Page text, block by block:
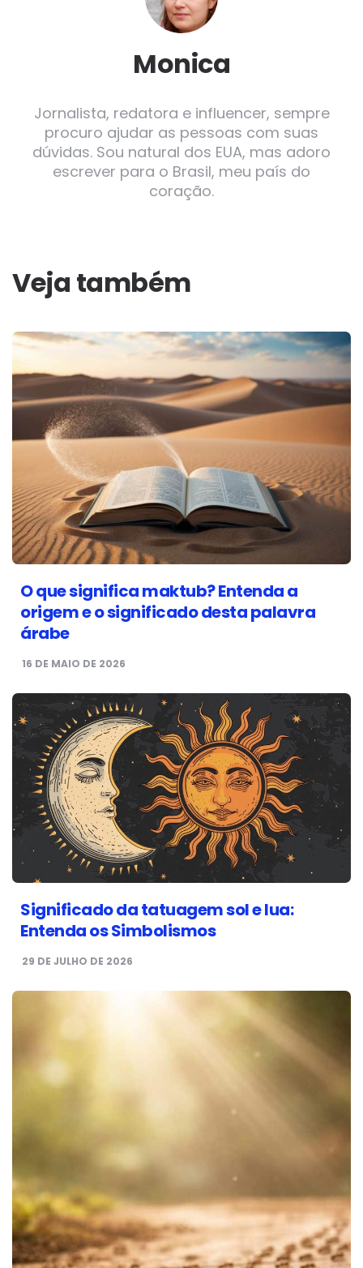
Monica
Jornalista, redatora e influencer, sempre
procuro ajudar as pessoas com suas
dúvidas. Sou natural dos EUA, mas adoro
escrever para o Brasil, meu país do
coração.
Veja também
O que significa maktub? Entenda a
origem e o significado desta palavra
árabe
16 DE MAIO DE 2026
Significado da tatuagem sol e lua:
Entenda os Simbolismos
29 DE JULHO DE 2026